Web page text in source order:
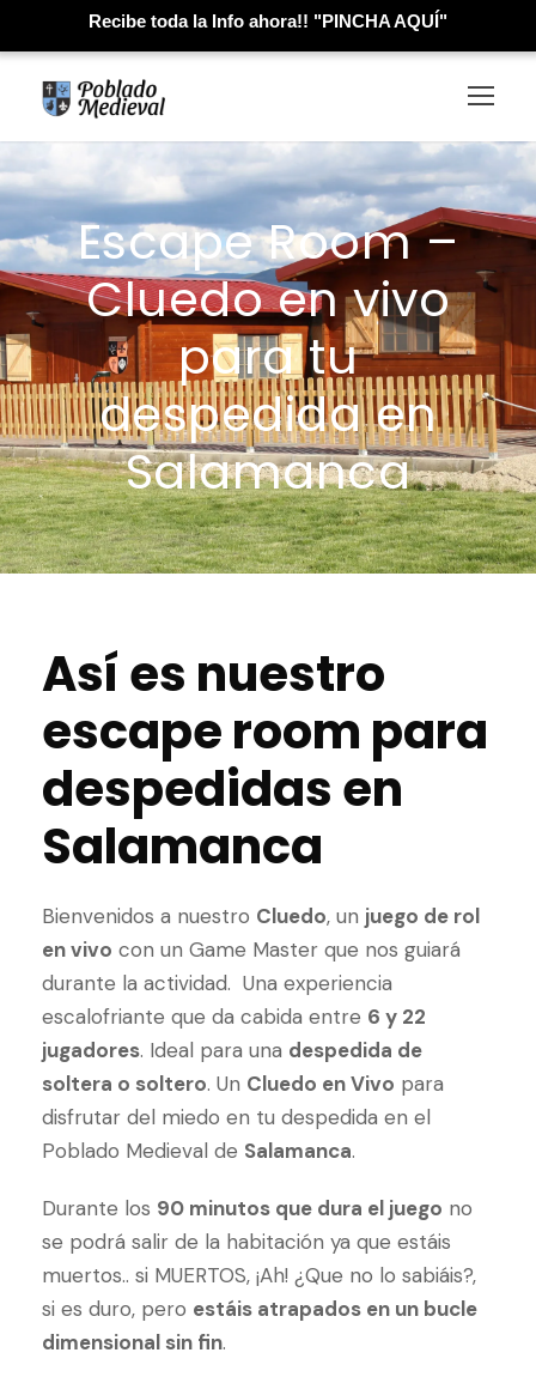
Recibe toda la Info ahora!! "PINCHA AQUÍ"
Escape Room –
Cluedo en vivo
para tu
despedida en
Salamanca
Así es nuestro
escape room para
despedidas en
Salamanca
Bienvenidos a nuestro Cluedo, un juego de rol
en vivo con un Game Master que nos guiará
durante la actividad. Una experiencia
escalofriante que da cabida entre 6 y 22
jugadores. Ideal para una despedida de
soltera o soltero. Un Cluedo en Vivo para
disfrutar del miedo en tu despedida en el
Poblado Medieval de Salamanca.
Durante los 90 minutos que dura el juego no
se podrá salir de la habitación ya que estáis
muertos.. si MUERTOS, ¡Ah! ¿Que no lo sabiáis?,
si es duro, pero estáis atrapados en un bucle
dimensional sin fin.